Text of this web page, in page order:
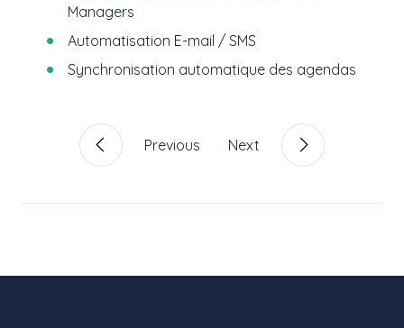
Managers
Automatisation E-mail / SMS
Synchronisation automatique des agendas
Previous Next